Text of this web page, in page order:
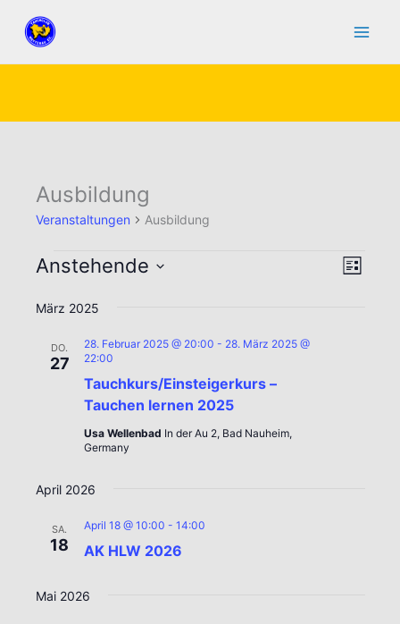
Inhalt
Ausbildung
Veranstaltungen Ausbildung
Veranstaltungen
Liste
Anstehende
wählen.
März 2025
DO.
27
Tauchkurs/Einsteigerkurs –
Tauchen lernen 2025
28. Februar 2025 @ 20:00 - 28. März 2025 @
22:00
Usa Wellenbad In der Au 2, Bad Nauheim,
Germany
April 2026
SA.
18 AK HLW 2026
April 18 @ 10:00 - 14:00
Mai 2026